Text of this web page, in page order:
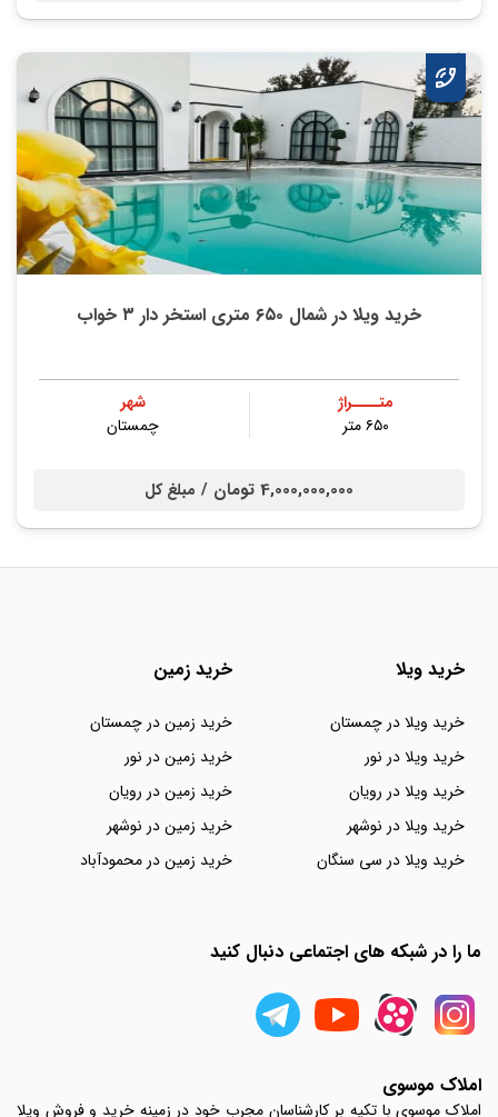
خرید ویلا در شمال ۶۵۰ متری استخر دار ۳ خواب
متــــراژ
۶۵۰ متر
شهر
چمستان
4,000,000,000 تومان / مبلغ کل
خرید ویلا
خرید ویلا در چمستان
خرید ویلا در نور
خرید ویلا در رویان
خرید ویلا در نوشهر
خرید ویلا در سی سنگان
خرید زمین
خرید زمین در چمستان
خرید زمین در نور
خرید زمین در رویان
خرید زمین در نوشهر
خرید زمین در محمودآباد
ما را در شبکه های اجتماعی دنبال کنید
املاک موسوی
املاک موسوی با تکیه بر کارشناسان مجرب خود در زمینه خرید و فروش ویلا